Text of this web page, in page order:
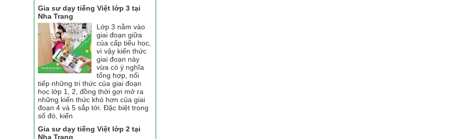
Gia sư dạy tiếng Việt lớp 3 tại
Nha Trang
Lớp 3 nằm vào
giai đoạn giữa
của cấp tiểu học,
vì vậy kiến thức
giai đoạn này
vừa có ý nghĩa
tổng hợp, nối
tiếp những tri thức của giai đoạn
học lớp 1, 2, đồng thời gợi mở ra
những kiến thức khó hơn của giai
đoạn 4 và 5 sắp tới. Đặc biệt trong
số đó, kiến
Gia sư dạy tiếng Việt lớp 2 tại
Nha Trang